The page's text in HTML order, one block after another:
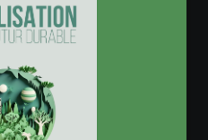
de ce que la planète ne
ce genre, bien
à taper dans le capital
l’efficacité, hypothéquant
futures à répondre à
définition du